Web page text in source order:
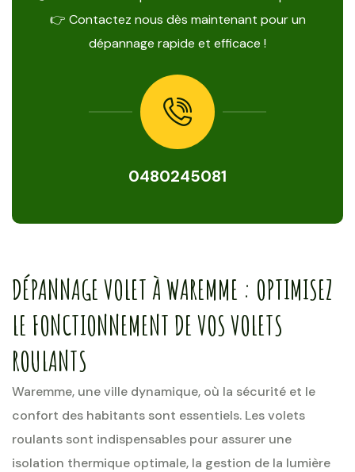
👉 Contactez nous dès maintenant pour un
dépannage rapide et efficace !
0480245081
DÉPANNAGE VOLET À WAREMME : OPTIMISEZ
LE FONCTIONNEMENT DE VOS VOLETS
ROULANTS
Waremme, une ville dynamique, où la sécurité et le
confort des habitants sont essentiels. Les volets
roulants sont indispensables pour assurer une
isolation thermique optimale, la gestion de la lumière